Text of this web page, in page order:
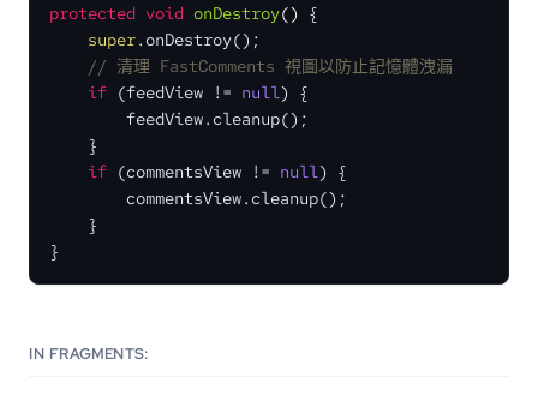
protected void onDestroy()
{
super.onDestroy();
// 清理 FastComments 視圖以防止記憶體洩漏
if (feedView != null ) {
        feedView.cleanup();
    }
if (commentsView != null ) {
        commentsView.cleanup();
    }
}
IN FRAGMENTS: